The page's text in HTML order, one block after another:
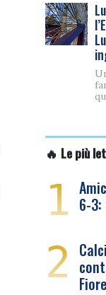
🔥 Le più
1 6-
2